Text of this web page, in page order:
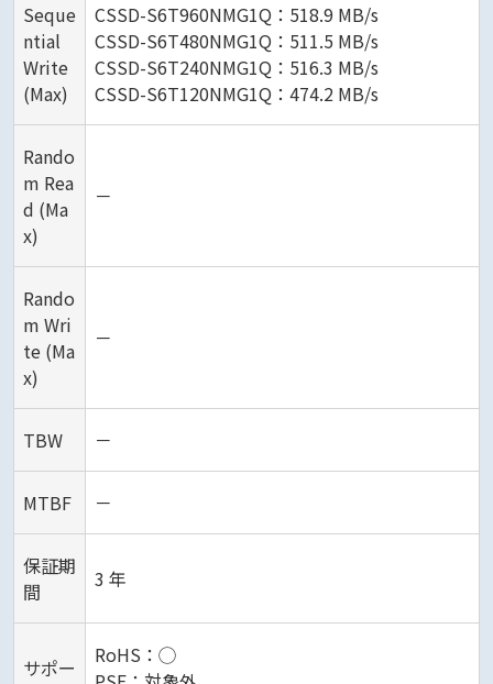
Seque
ntial
Write
(Max)
CSSD-S6T960NMG1Q：518.9 MB/s
CSSD-S6T480NMG1Q：511.5 MB/s
CSSD-S6T240NMG1Q：516.3 MB/s
CSSD-S6T120NMG1Q：474.2 MB/s
Rando
m Rea
d (Ma
x)
－
Rando
m Wri
te (Ma
x)
－
TBW －
MTBF －
保証期
間
3 年
サポー
RoHS：◯